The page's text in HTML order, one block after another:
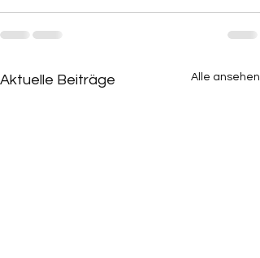
Aktuelle Beiträge Alle ansehen